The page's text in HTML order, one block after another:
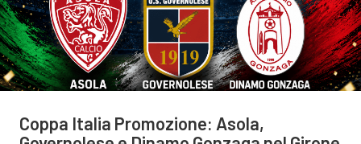
Coppa Italia Promozione: Asola,